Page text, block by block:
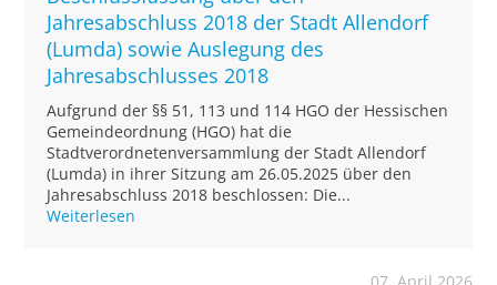
Jahresabschluss 2018 der Stadt Allendorf
(Lumda) sowie Auslegung des
Jahresabschlusses 2018
Aufgrund der §§ 51, 113 und 114 HGO der Hessischen
Gemeindeordnung (HGO) hat die
Stadtverordnetenversammlung der Stadt Allendorf
(Lumda) in ihrer Sitzung am 26.05.2025 über den
Jahresabschluss 2018 beschlossen: Die...
Weiterlesen